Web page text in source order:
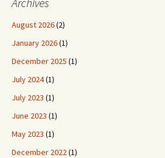
August 2026(2)
January 2026(1)
December 2025 (1)
July 2024(1)
July 2023 (1)
June 2023 (1)
May 2023 (1)
December 2022(1)